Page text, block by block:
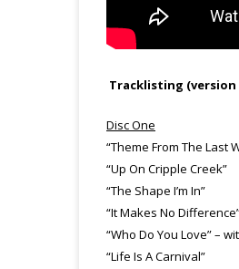
Tracklisting (version
Disc One
“Theme From The Last
“Up On Cripple Creek”
“The Shape I’m In”
“It Makes No
“Who Do You Love” –
“Life Is A Carnival”